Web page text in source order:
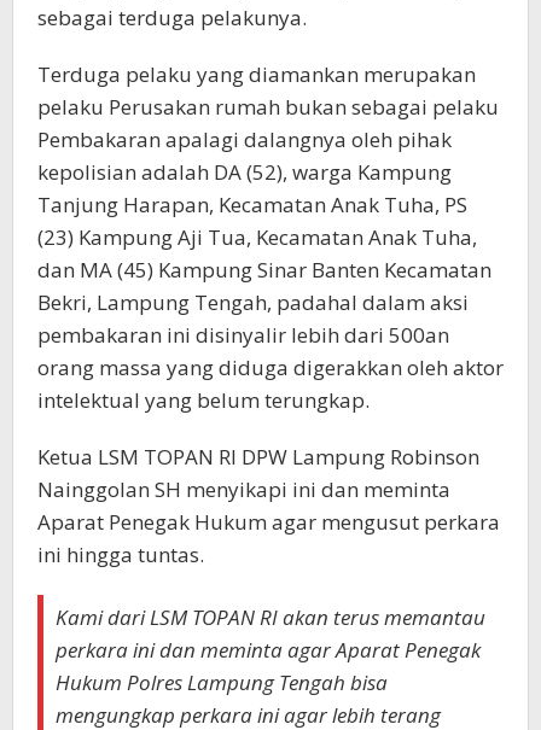
sebagai terduga pelakunya.
Terduga pelaku yang diamankan merupakan
pelaku Perusakan rumah bukan sebagai pelaku
Pembakaran apalagi dalangnya oleh pihak
kepolisian adalah DA (52), warga Kampung
Tanjung Harapan, Kecamatan Anak Tuha, PS
(23) Kampung Aji Tua, Kecamatan Anak Tuha,
dan MA (45) Kampung Sinar Banten Kecamatan
Bekri, Lampung Tengah, padahal dalam aksi
pembakaran ini disinyalir lebih dari 500an
orang massa yang diduga digerakkan oleh aktor
intelektual yang belum terungkap.
Ketua LSM TOPAN RI DPW Lampung Robinson
Nainggolan SH menyikapi ini dan meminta
Aparat Penegak Hukum agar mengusut perkara
ini hingga tuntas.
Kami dari LSM TOPAN RI akan terus memantau
perkara ini dan meminta agar Aparat Penegak
Hukum Polres Lampung Tengah bisa
mengungkap perkara ini agar lebih terang